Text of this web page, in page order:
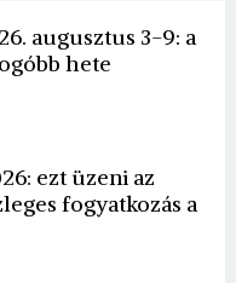
augusztus 3-9: a
hete
ezt üzeni az
fogyatkozás a